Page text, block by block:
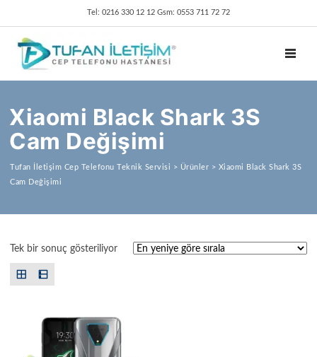
Tel: 0216 330 12 12 Gsm: 0553 711 72 72
Xiaomi Black Shark 3S
Cam Değişimi
Tufan İletişim Cep Telefonu Teknik Servisi > Ürünler > Xiaomi Black Shark 3S
Cam Değişimi
Tek bir sonuç gösteriliyor